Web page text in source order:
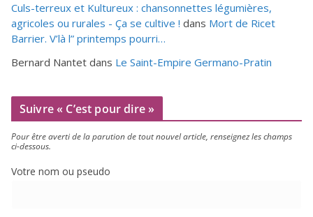
Culs-terreux et Kultureux : chansonnettes légumières,
agricoles ou rurales - Ça se cultive ! dans Mort de Ricet
Barrier. V’là l” printemps pourri…
Bernard Nantet dans Le Saint-Empire Germano-Pratin
Suivre « C’est pour dire »
Pour être aver­ti de la paru­tion de tout nou­vel article, ren­sei­gnez les champs
ci-dessous.
Votre nom ou pseudo